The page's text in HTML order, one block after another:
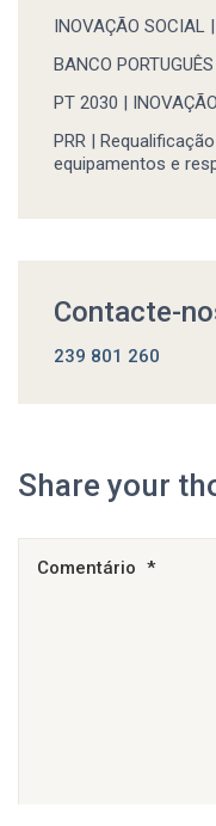
INOVAÇÃO SOCIAL
BANCO
PT 2030 |
PRR |
equipamentos e
Contacte-
239 801 260
Share your
Comentário *